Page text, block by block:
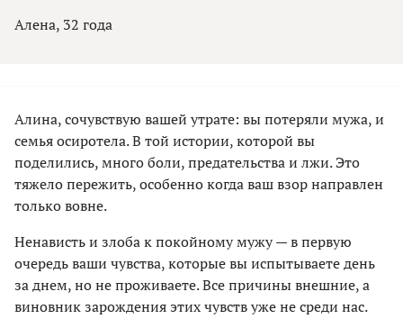
Алена, 32 года
Алина, сочувствую вашей утрате: вы потеряли мужа, и
семья осиротела. В той истории, которой вы
поделились, много боли, предательства и лжи. Это
тяжело пережить, особенно когда ваш взор направлен
только вовне.
Ненависть и злоба к покойному мужу — в первую
очередь ваши чувства, которые вы испытываете день
за днем, но не проживаете. Все причины внешние, а
виновник зарождения этих чувств уже не среди нас.